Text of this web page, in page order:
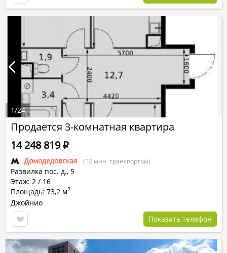
Продается 3-комнатная квартира
Домодедовская (12 мин. транспортом)
Развилка пос. д., 5
Этаж: 2 / 16
Площадь: 73,2 м2
14 248 819Р
Джойнио
Показать телефон
1/24